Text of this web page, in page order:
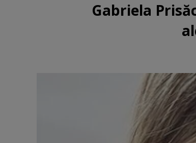
Gabriela